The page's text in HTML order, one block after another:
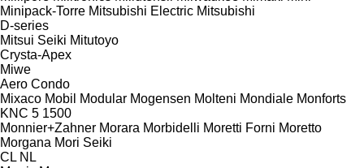
Minipack-Torre Mitsubishi Electric Mitsubishi
D-series
Mitsui Seiki Mitutoyo
Crysta-Apex
Miwe
Aero Condo
Mixaco Mobil Modular Mogensen Molteni Mondiale Monforts
KNC 5 1500
Monnier+Zahner Morara Morbidelli Moretti Forni Moretto
Morgana Mori Seiki
CL NL